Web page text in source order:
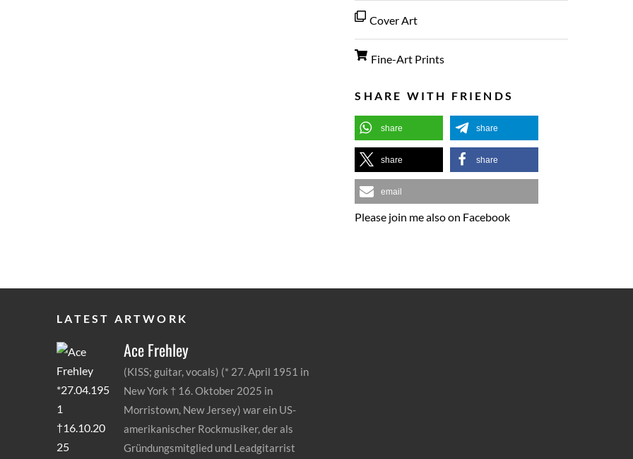
Cover Art
Fine-Art Prints
SHARE WITH FRIENDS
share share
share share
email
Please join me also on Facebook
LATEST ARTWORK
AceFrehley
(KISS; guitar, vocals) (* 27. April 1951 in
New York † 16. Oktober 2025 in
Morristown, New Jersey) war ein US-
amerikanischer Rockmusiker, der als
Gründungsmitglied und Leadgitarrist